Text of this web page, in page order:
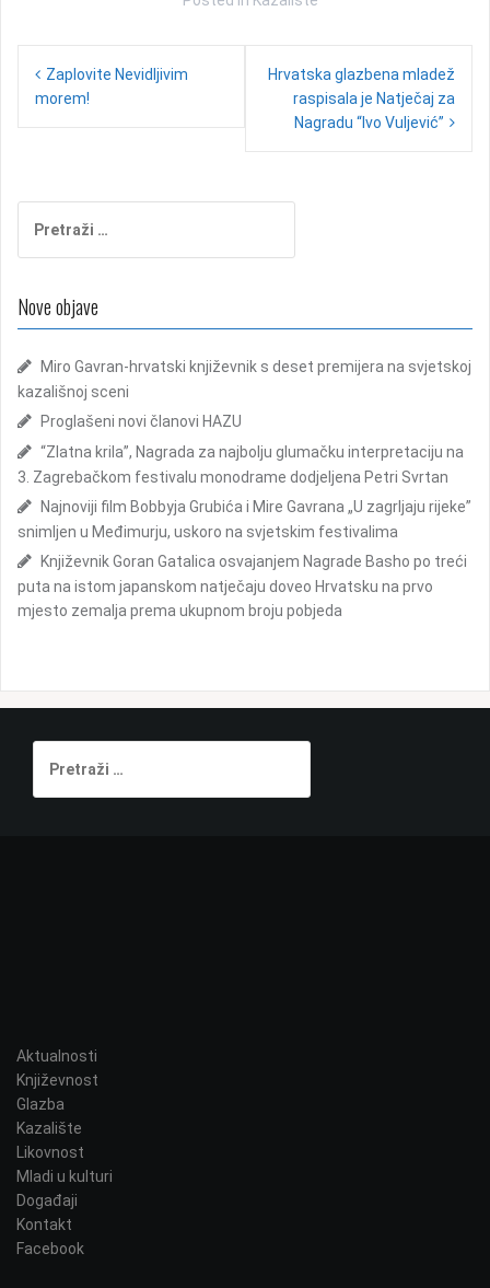
i
a
c
i
j
a
o
b
j
a
v
a
Zaplovite Nevidljivim
morem!
Hrvatska glazbena mladež
raspisala je Natječaj za
Nagradu “Ivo Vuljević”
e
r
a
ž
i
Nove objave
Miro Gavran-hrvatski književnik s deset premijera na svjetskoj
kazališnoj sceni
Proglašeni novi članovi HAZU
“Zlatna krila”, Nagrada za najbolju glumačku interpretaciju na
3. Zagrebačkom festivalu monodrame dodjeljena Petri Svrtan
Najnoviji film Bobbyja Grubića i Mire Gavrana „U zagrljaju rijeke”
snimljen u Međimurju, uskoro na svjetskim festivalima
Književnik Goran Gatalica osvajanjem Nagrade Basho po treći
puta na istom japanskom natječaju doveo Hrvatsku na prvo
mjesto zemalja prema ukupnom broju pobjeda
e
Aktualnosti
Književnost
Glazba
Kazalište
Likovnost
Mladi u kulturi
Događaji
Kontakt
Facebook